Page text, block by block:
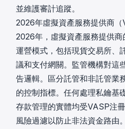
並維護審計追蹤。
2026年虛擬資產服務提供商
2026年，虛擬資產服務提供
運營模式，包括現貨交易所、
議和支付網關。監管機構對這
告邏輯。區分託管和非託管業
的控制指標。任何處理私鑰基
存款管理的實體均受VASP注
風險過濾以防止非法資金路由。